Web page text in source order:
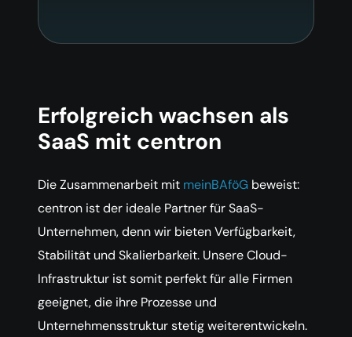
Erfolgreich wachsen als
SaaS mit centron
Die Zusammenarbeit mit meinBAföG beweist:
centron ist der ideale Partner für SaaS-
Unternehmen, denn wir bieten Verfügbarkeit,
Stabilität und Skalierbarkeit. Unsere Cloud-
Infrastruktur ist somit perfekt für alle Firmen
geeignet, die ihre Prozesse und
Unternehmensstruktur stetig weiterentwickeln.